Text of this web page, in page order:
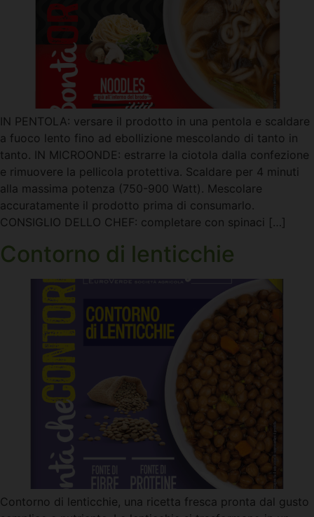
IN PENTOLA: versare il prodotto in una pentola e scaldare
a fuoco lento fino ad ebollizione mescolando di tanto in
tanto. IN MICROONDE: estrarre la ciotola dalla confezione
e rimuovere la pellicola protettiva. Scaldare per 4 minuti
alla massima potenza (750-900 Watt). Mescolare
accuratamente il prodotto prima di consumarlo.
CONSIGLIO DELLO CHEF: completare con spinaci […]
Contorno di lenticchie
Contorno di lenticchie, una ricetta fresca pronta dal gusto